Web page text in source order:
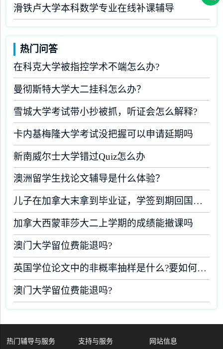
滑铁卢大学本科数学专业在线补课辅导
热门问答
在科克大学被指控学术不端怎么办?
曼彻斯特大学大二挂科怎么办？
雪城大学考试带小抄被抓，听证会怎么解释?
卡内基梅隆大学考试没把握可以申请延期吗
新南威尔士大学错过Quiz怎么办
澳洲留学生找论文辅导是什么体验？
儿子在加拿大末拿到毕业证，学签到期回国了有办法补救吗
加拿大西蒙菲莎大二上学期的成绩能撤课吗
澳门大学留位费能退吗?
英国学位论文中的非概率抽样是什么?要如何完成?
澳门大学留位费能退吗?
热门辅导与服务 支持与服务 网站信息